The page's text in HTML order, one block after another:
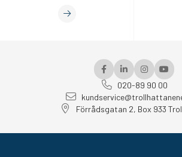
020-89 90 00
Förrådsgatan 2, Box 933